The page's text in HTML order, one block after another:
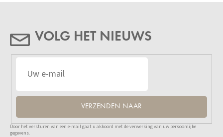
VOLG HET NIEUWS
VERZENDEN NAAR
Door het versturen van een e-mail gaat u akkoord met de verwerking van uw persoonlijke
gegevens.